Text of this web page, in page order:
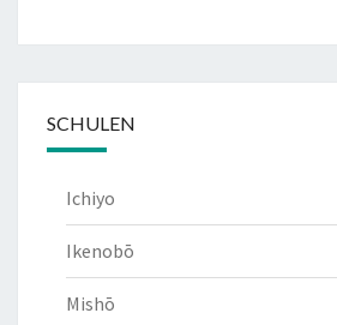
SCHULEN
Ichiyo
Ikenobō
Mishō